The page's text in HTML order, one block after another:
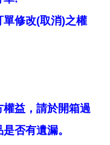
修改(取消)之權
益，請於開箱過
否有遺漏。